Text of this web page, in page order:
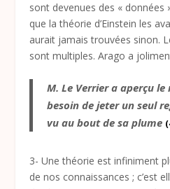
sont devenues des « données
que la théorie d’Einstein les
aurait jamais trouvées sinon.
sont multiples. Arago a
M. Le Verrier a aperçu
besoin de jeter un seul
vu au bout de sa plume
3- Une théorie est infiniment
de nos connaissances ; c’est